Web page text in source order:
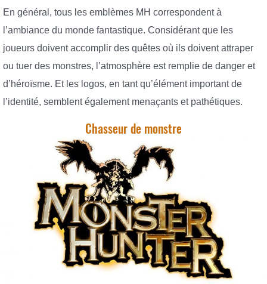
En général, tous les emblèmes MH correspondent à
l’ambiance du monde fantastique. Considérant que les
joueurs doivent accomplir des quêtes où ils doivent attraper
ou tuer des monstres, l’atmosphère est remplie de danger et
d’héroïsme. Et les logos, en tant qu’élément important de
l’identité, semblent également menaçants et pathétiques.
Chasseur de monstre